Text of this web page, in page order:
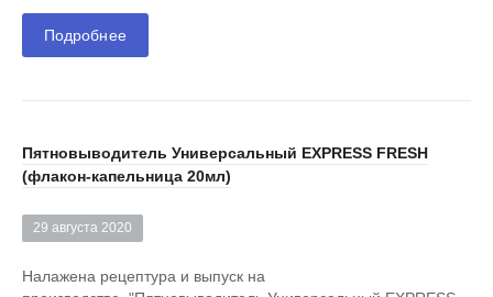
Подробнее
Пятновыводитель Универсальный EXPRESS FRESH
(флакон-капельница 20мл)
29 августа 2020
Налажена рецептура и выпуск на